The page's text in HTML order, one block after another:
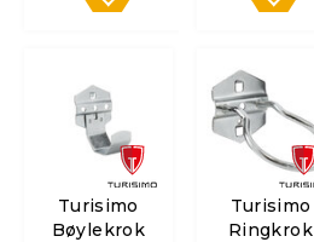
Turisimo
Bøylekrok
Turisimo
Ringkrok